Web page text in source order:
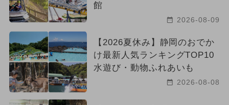
館
2026-08-09
【2026夏休み】静岡のおでか
け最新人気ランキングTOP10
水遊び・動物ふれあいも
2026-08-08